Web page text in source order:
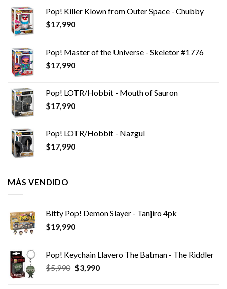
Pop! Killer Klown from Outer Space - Chubby
$17,990
Pop! Master of the Universe - Skeletor #1776
$17,990
Pop! LOTR/Hobbit - Mouth of Sauron
$17,990
Pop! LOTR/Hobbit - Nazgul
$17,990
MÁS VENDIDO
Bitty Pop! Demon Slayer - Tanjiro 4pk
$19,990
Pop! Keychain Llavero The Batman - The Riddler
$5,990 El
$3,990El